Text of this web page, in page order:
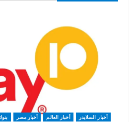
أخبار السلايدر أخبار العالم أخبار مصر